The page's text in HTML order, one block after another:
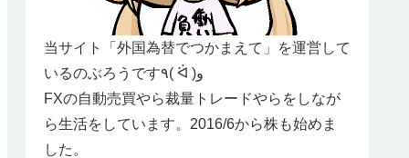
当サイト「外国為替でつかまえて」を運営して
いるのぶろうです٩( ᐛ )و
FXの自動売買やら裁量トレードやらをしなが
ら生活をしています。2016/6から株も始めま
した。